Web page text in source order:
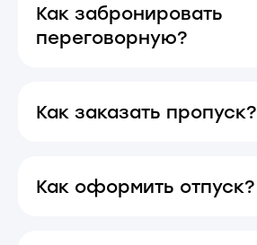
Как забронировать
переговорную?
Как заказать пропуск?
Как оформить отпуск?